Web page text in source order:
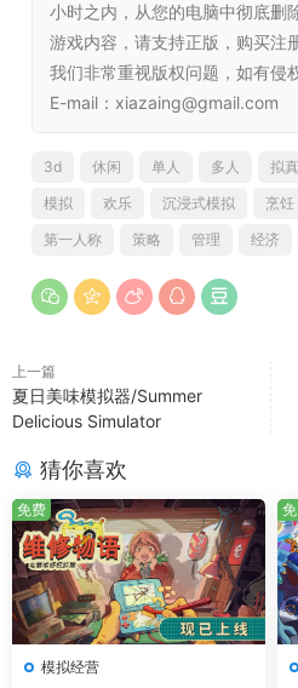
胜利吗？
独一无二的纪念品
你的祖父留给你的东西与众不同
书，了解最狂热的披萨爱好者也
小时之内，从您的电脑中彻底删
游戏内容，请支持正版，购买注
我们非常重视版权问题，如有侵
E-mail：xiazaing@gmail.com
3d 休闲 单人 多人 拟真
模拟
欢乐 沉浸式模拟 烹饪
第一人称
策略 管理 经济
上一篇
夏日美味模拟器/Summer
Delicious Simulator
猜你喜欢
模拟经营
免费